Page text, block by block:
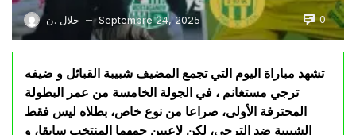
جلال .ن — Septembre 24, 2025 0
تشهد مباراة اليوم التي تجمع المضيف شبيبة القبائل و ضيفه
ترجي مستغانم ، في الجولة الخامسة من عمر البطولة
المحترفة الأولى، صراعا من نوع خاص، بطلاه ليس فقط
الشبيبة ضد الترجي، لكن لاعبين جمهما المنتخب سابقا، و